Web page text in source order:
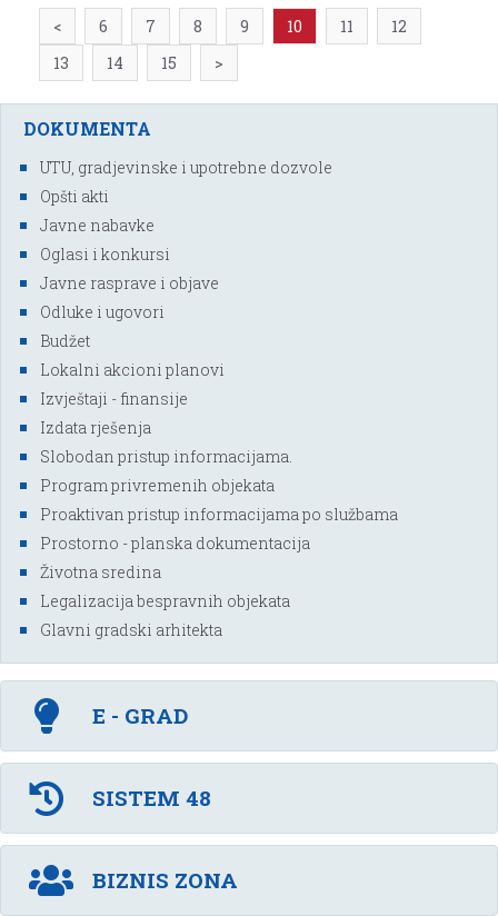
< 6 7 8 9 10 11
12
13
14 15 >
DOKUMENTA
UTU, gradjevinske i upotrebne dozvole
Opšti akti
Javne nabavke
Oglasi i konkursi
Javne rasprave i objave
Odluke i ugovori
Budžet
Lokalni akcioni planovi
Izvještaji - finansije
Izdata rješenja
Slobodan pristup informacijama.
Program privremenih objekata
Proaktivan pristup informacijama po službama
Prostorno - planska dokumentacija
Životna sredina
Legalizacija bespravnih objekata
Glavni gradski arhitekta
E - GRAD
SISTEM 48
BIZNIS ZONA